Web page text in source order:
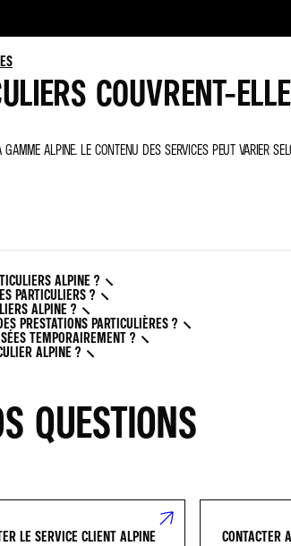
COUVRENT-
ALPINE. LE CONTENU DES SERVICES PEUT VARIER
ALPINE ?
PARTICULIERS ?
ALPINE ?
PRESTATIONS PARTICULIÈRES ?
TEMPORAIREMENT ?
ALPINE ?
QUESTIONS
LE SERVICE CLIENT ALPINE CONTACTER